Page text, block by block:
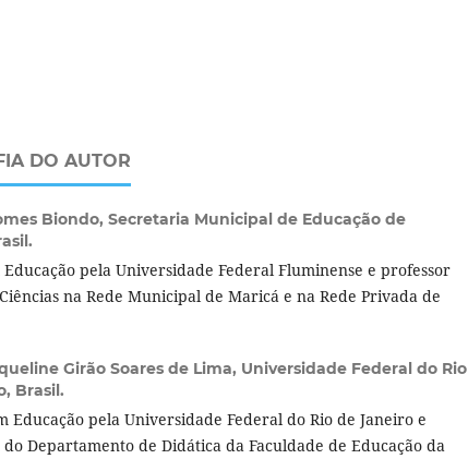
DO AUTOR
Biondo, Secretaria Municipal de Educação de
pela Universidade Federal Fluminense e professor
na Rede Municipal de Maricá e na Rede Privada de
Girão Soares de Lima, Universidade Federal do Rio
Brasil.
Educação pela Universidade Federal do Rio de Janeiro e
Departamento de Didática da Faculdade de Educação da